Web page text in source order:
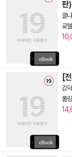
판
클
로렐
[
김
폴